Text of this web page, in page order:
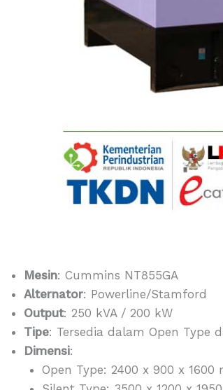
Mesin: Cummins NT855GA
Alternator: Powerline/Stamford
Output: 250 kVA / 200 kW
Tipe: Tersedia dalam Open Type
Dimensi:
Open Type: 2400 x 900 x 1600